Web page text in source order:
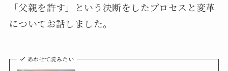
「父親を許す」という決断をしたプロセスと変革
についてお話しました。
あわせて読みたい